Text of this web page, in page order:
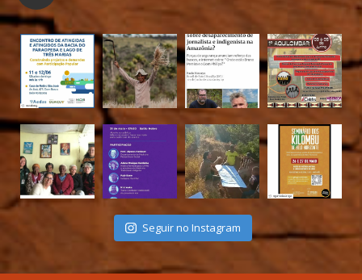
Seguir no Instagram